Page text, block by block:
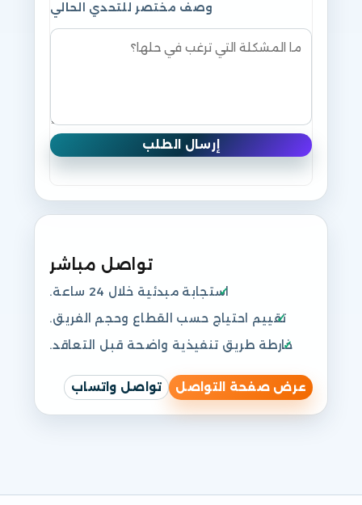
وصف مختصر للتحدي الحالي
إرسال الطلب
تواصل مباشر
استجابة مبدئية خلال 24 ساعة.
تقييم احتياج حسب القطاع وحجم الفريق.
خارطة طريق تنفيذية واضحة قبل التعاقد.
عرض صفحة التواصل تواصل واتساب